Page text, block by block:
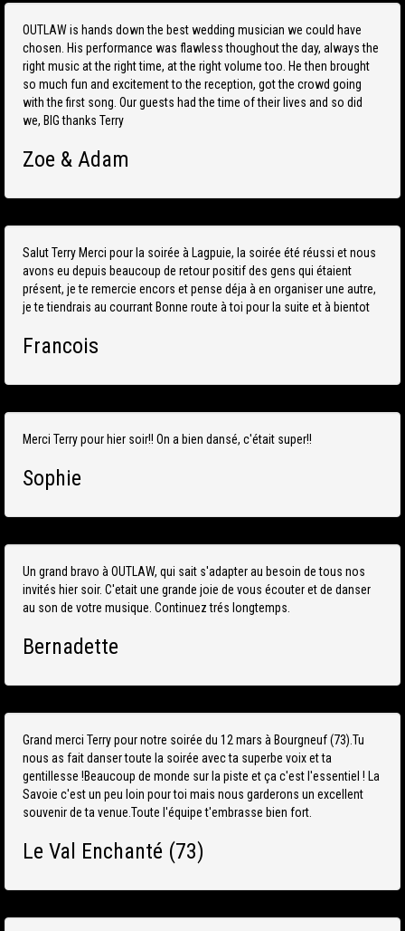
OUTLAW is hands down the best wedding musician we could have
chosen. His performance was flawless thoughout the day, always the
right music at the right time, at the right volume too. He then brought
so much fun and excitement to the reception, got the crowd going
with the first song. Our guests had the time of their lives and so did
we, BIG thanks Terry
Zoe & Adam
Salut Terry Merci pour la soirée à Lagpuie, la soirée été réussi et nous
avons eu depuis beaucoup de retour positif des gens qui étaient
présent, je te remercie encors et pense déja à en organiser une autre,
je te tiendrais au courrant Bonne route à toi pour la suite et à bientot
Francois
Merci Terry pour hier soir!! On a bien dansé, c'était super!!
Sophie
Un grand bravo à OUTLAW, qui sait s'adapter au besoin de tous nos
invités hier soir. C'etait une grande joie de vous écouter et de danser
au son de votre musique. Continuez trés longtemps.
Bernadette
Grand merci Terry pour notre soirée du 12 mars à Bourgneuf (73).Tu
nous as fait danser toute la soirée avec ta superbe voix et ta
gentillesse !Beaucoup de monde sur la piste et ça c'est l'essentiel ! La
Savoie c'est un peu loin pour toi mais nous garderons un excellent
souvenir de ta venue.Toute l'équipe t'embrasse bien fort.
Le Val Enchanté (73)